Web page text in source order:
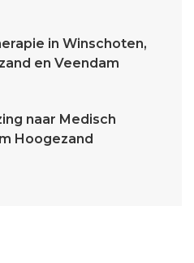
in Winschoten,
en Veendam
naar Medisch
Hoogezand